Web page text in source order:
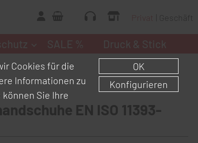
Geschäft
EN ISO 11393-
Cookies für die
Informationen zu
können Sie Ihre
OK
Konfigurieren